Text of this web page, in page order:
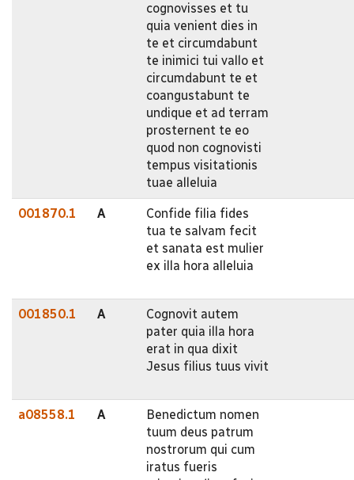
cognovisses et tu
quia venient dies in
te et circumdabunt
te inimici tui vallo et
circumdabunt te et
coangustabunt te
undique et ad terram
prosternent te eo
quod non cognovisti
tempus visitationis
tuae alleluia
001870.1 A
Confide filia fides
tua te salvam fecit
et sanata est mulier
ex illa hora alleluia
001850.1 A
Cognovit autem
pater quia illa hora
erat in qua dixit
Jesus filius tuus vivit
a08558.1 A
Benedictum nomen
tuum deus patrum
nostrorum qui cum
iratus fueris